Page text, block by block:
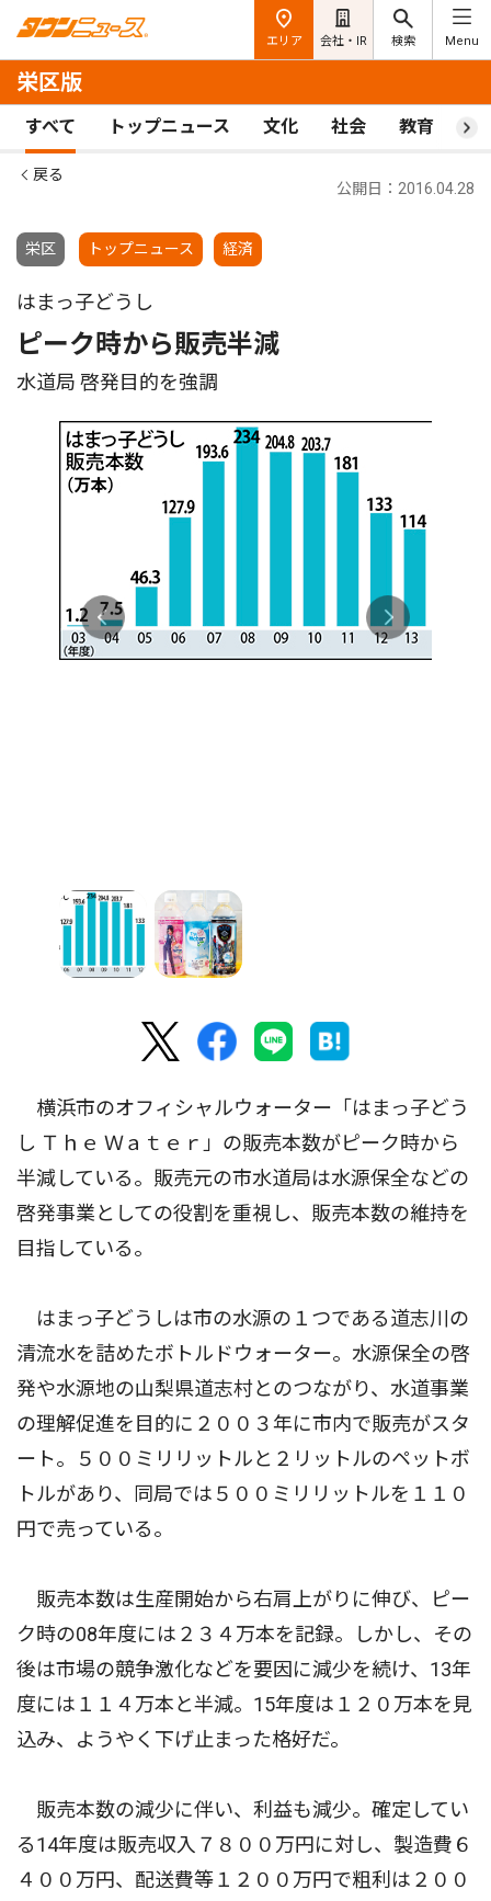
エリア 会社・IR 検索 Menu
栄区版
すべて トップニュース 文化 社会 教育 ス
戻る
栄区 トップニュース 経済
公開日：2016.04.28
はまっ子どうし
ピーク時から販売半減
水道局 啓発目的を強調
横浜市のオフィシャルウォーター「はまっ子どう
し Ｔｈｅ Ｗａｔｅｒ」の販売本数がピーク時から
半減している。販売元の市水道局は水源保全などの
啓発事業としての役割を重視し、販売本数の維持を
目指している。
はまっ子どうしは市の水源の１つである道志川の
清流水を詰めたボトルドウォーター。水源保全の啓
発や水源地の山梨県道志村とのつながり、水道事業
の理解促進を目的に２００３年に市内で販売がスタ
ート。５００ミリリットルと２リットルのペットボ
トルがあり、同局では５００ミリリットルを１１０
円で売っている。
販売本数は生産開始から右肩上がりに伸び、ピー
ク時の08年度には２３４万本を記録。しかし、その
後は市場の競争激化などを要因に減少を続け、13年
度には１１４万本と半減。15年度は１２０万本を見
込み、ようやく下げ止まった格好だ。
販売本数の減少に伴い、利益も減少。確定してい
る14年度は販売収入７８００万円に対し、製造費６
４００万円、配送費等１２００万円で粗利は２００